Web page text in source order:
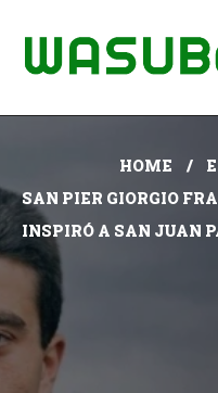
HOME
SAN PIER GIORGIO
INSPIRÓ A SAN JUAN